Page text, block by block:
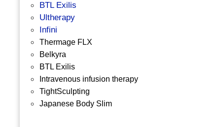
BTL Exilis
Ultherapy
Infini
Thermage FLX
Belkyra
BTL Exilis
Intravenous infusion therapy
TightSculpting
Japanese Body Slim